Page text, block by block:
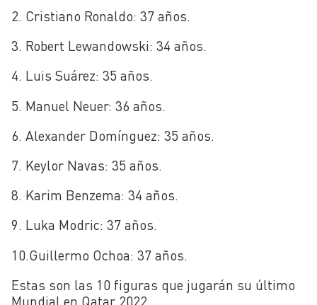
2. Cristiano Ronaldo: 37 años.
3. Robert Lewandowski: 34 años.
4. Luis Suárez: 35 años.
5. Manuel Neuer: 36 años.
6. Alexander Domínguez: 35 años.
7. Keylor Navas: 35 años.
8. Karim Benzema: 34 años.
9. Luka Modric: 37 años.
10.Guillermo Ochoa: 37 años.
Estas son las 10 figuras que jugarán su último
Mundial en Qatar 2022